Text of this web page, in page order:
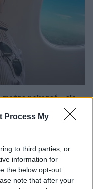
Process My
to third parties, or
information for
the below opt-out
note that after your
pokonać… ale
latać, a połowa